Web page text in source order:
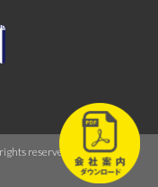
reserved